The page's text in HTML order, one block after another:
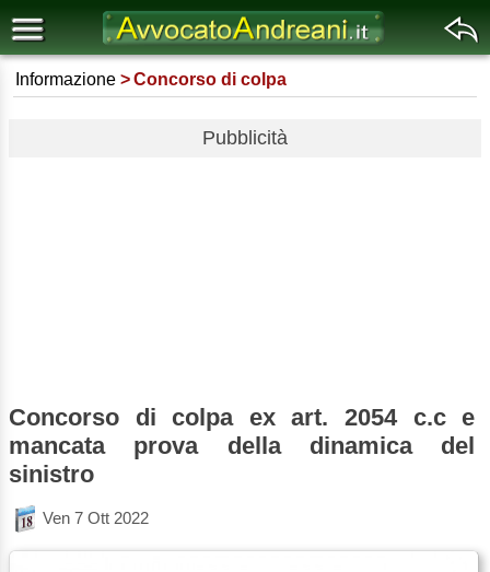
Informazione Concorso di colpa
Pubblicità
Concorso di colpa ex art. 2054 c.c e
mancata prova della dinamica del
sinistro
Ven 7 Ott 2022